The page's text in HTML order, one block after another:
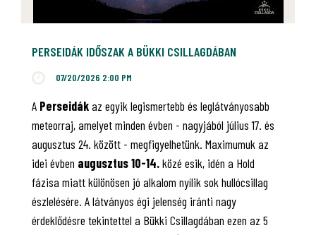
PERSEIDÁK IDŐSZAK A BÜKKI CSILLAGDÁBAN
07/20/2026 2:00 PM
A Perseidákaz egyik legismertebb és leglátványosabb
meteorraj, amelyet minden évben - nagyjából július 17. és
augusztus 24. között - megfigyelhetünk. Maximumuk az
idei évben augusztus 10-14.közé esik, idén a Hold
fázisa miatt különösen jó alkalom nyílik sok hullócsillag
észlelésére. A látványos égi jelenség iránti nagy
érdeklődésre tekintettel a Bükki Csillagdában ezen az 5